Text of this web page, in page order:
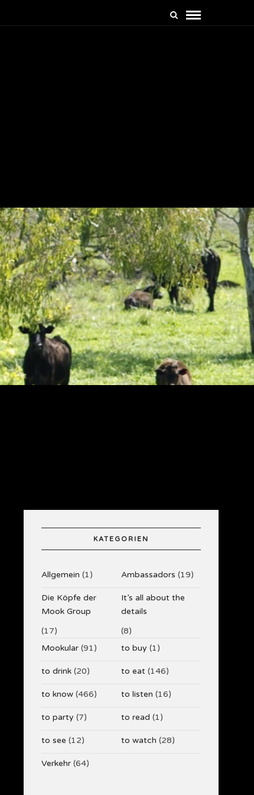
KATEGORIEN
Allgemein (1) Ambassadors (19)
Die Köpfe der
Mook Group
(17)
It’s all about the
details
(8)
Mookular(91) to buy (1)
to drink(20) to eat(146)
to know(466) to listen (16)
to party (7) to read (1)
to see (12) to watch (28)
Verkehr(64)